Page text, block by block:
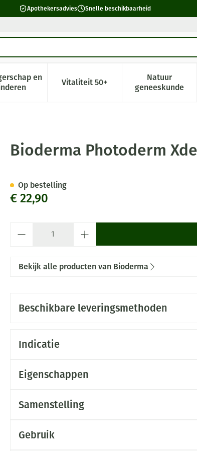
Apothekersadvies Snelle beschikbaarheid
en hygiëne categorie
Dieet, voeding en vitamines categorie
en
Toon submenu voor Zwangerschap en kinderen
Vitaliteit 50+Toon submenu voor Vitaliteit
Natuur
geneeskunde
Toon
01 40ml
Bioderma Photoderm
€ 22,90
Op bestelling
Bekijk alle producten van Bioderma
Beschikbare leveringsmethoden
Indicatie
Eigenschappen
Samenstelling
Gebruik